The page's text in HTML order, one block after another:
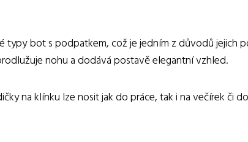
bot s podpatkem, což je jedním z důvodů jejich
nohu a dodává postavě elegantní vzhled.
na klínku lze nosit jak do práce, tak i na večírek či